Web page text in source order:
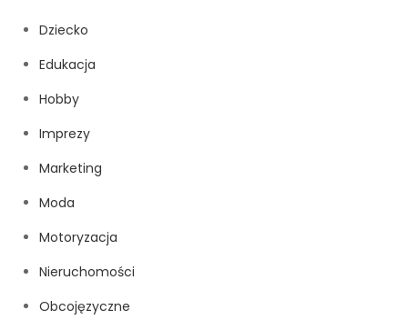
Dziecko
Edukacja
Hobby
Imprezy
Marketing
Moda
Motoryzacja
Nieruchomości
Obcojęzyczne